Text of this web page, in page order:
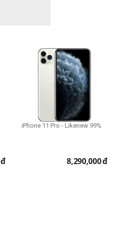
đ
iPhone 11 Pro - Likenew 99%
8,290,000đ